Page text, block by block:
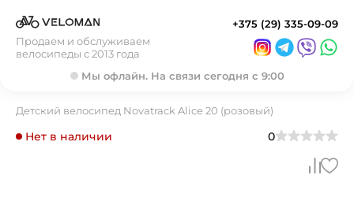
Продаем и обслуживаем
велосипеды с 2013 года
+375 (29) 335-09-09
Мы офлайн. На связи сегодня с 9:00
Детский велосипед Novatrack Alice 20 (розовый)
Нет в наличии 0